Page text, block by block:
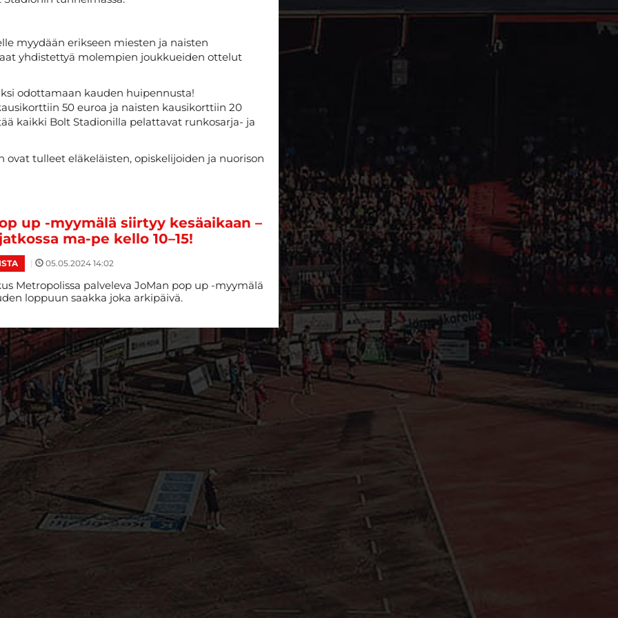
myydään erikseen miesten ja naisten
yhdistettyä molempien joukkueiden ottelut
odottamaan kauden huipennusta!
50 euroa ja naisten kausikorttiin 20
kaikki Bolt Stadionilla pelattavat runkosarja- ja
tulleet eläkeläisten, opiskelijoiden ja nuorison
up -myymälä siirtyy kesäaikaan –
ma-pe kello 10–15!
| 05.05.2024 14:02
Metropolissa palveleva JoMan pop up -myymälä
loppuun saakka joka arkipäivä.